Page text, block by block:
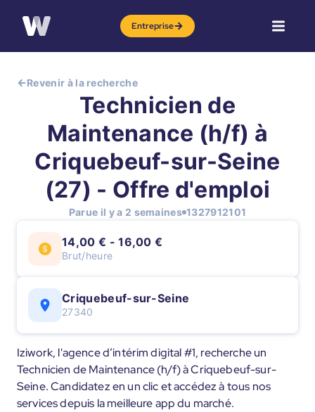
Entreprise
Revenir à la recherche
Technicien de
Maintenance (h/f) à
Criquebeuf-sur-Seine
(27) - Offre d'emploi
Parue il y a 2 semaines 1327912101
14,00 € - 16,00 €
Brut/heure
Criquebeuf-sur-Seine
27340
Iziwork, l'agence d’intérim digital #1, recherche un
Technicien de Maintenance (h/f) à Criquebeuf-sur-
Seine. Candidatez en un clic et accédez à tous nos
services depuis la meilleure app du marché.